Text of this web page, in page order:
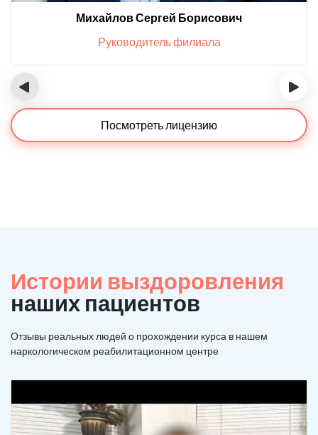
Михайлов Сергей Борисович
Руководитель филиала
‹ ›
Посмотреть лицензию
Истории выздоровления
наших пациентов
Отзывы реальных людей о прохождении курса в нашем
наркологическом реабилитационном центре